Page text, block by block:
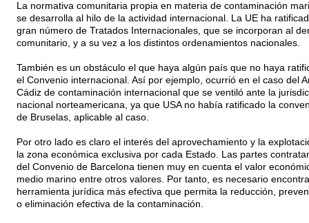
La normativa comunitaria propia en materia de contaminación
se desarrolla al hilo de la actividad internacional. La UE ha
gran número de Tratados Internacionales, que se incorporan al
comunitario, y a su vez a los distintos ordenamientos nacionales.
También es un obstáculo el que haya algún país que no haya
el Convenio internacional. Así por ejemplo, ocurrió en el caso del
Cádiz de contaminación internacional que se ventiló ante la
nacional norteamericana, ya que USA no había ratificado la
de Bruselas, aplicable al caso.
Por otro lado es claro el interés del aprovechamiento y la
la zona económica exclusiva por cada Estado. Las partes
del Convenio de Barcelona tienen muy en cuenta el valor
medio marino entre otros valores. Por tanto, es necesario
herramienta jurídica más efectiva que permita la reducción,
o eliminación efectiva de la contaminación.